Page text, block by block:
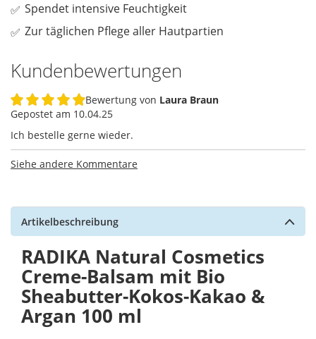
Spendet intensive Feuchtigkeit
Zur täglichen Pflege aller Hautpartien
Kundenbewertungen
100%
Bewertung von Laura Braun
Gepostet am 10.04.25
Ich bestelle gerne wieder.
Siehe andere Kommentare
Artikelbeschreibung
RADIKA Natural Cosmetics
Creme-Balsam mit Bio
Sheabutter-Kokos-Kakao &
Argan 100 ml